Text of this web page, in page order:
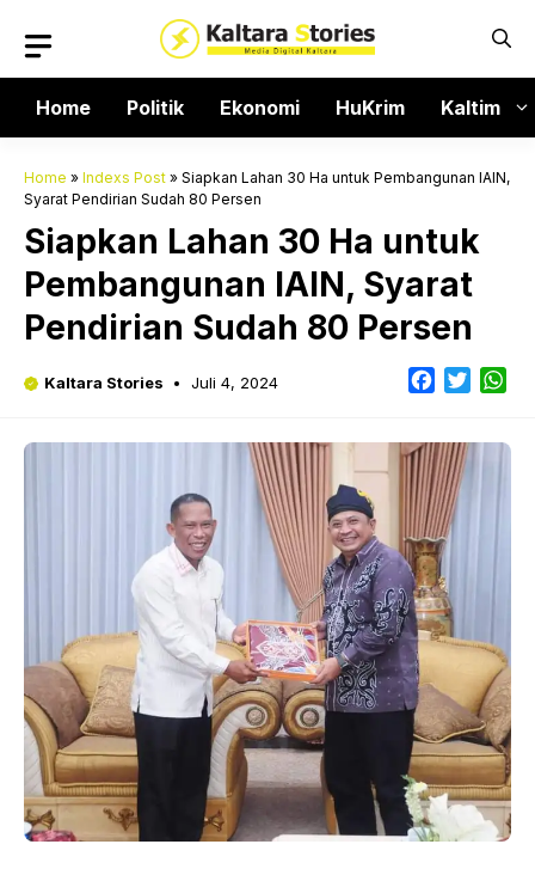
isi
Home
Politik Ekonomi HuKrim Kaltim
Home » Indexs Post » Siapkan Lahan 30 Ha untuk Pembangunan IAIN,
Syarat Pendirian Sudah 80 Persen
Siapkan Lahan 30 Ha untuk
Pembangunan IAIN, Syarat
Pendirian Sudah 80 Persen
Kaltara Stories Juli 4, 2024 Facebook
Twitter